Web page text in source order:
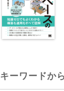
キーワードか